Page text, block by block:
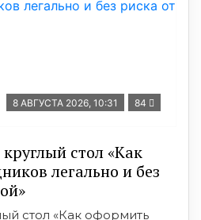
8 АВГУСТА 2026, 10:31 84
стол «Как
легально и без
стол «Как оформить